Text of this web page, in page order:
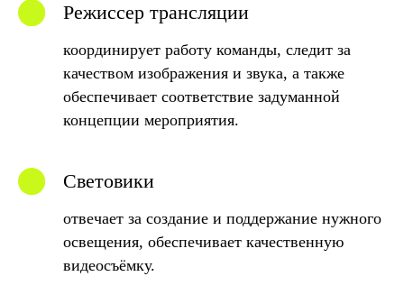
Режиссер трансляции
координирует работу команды, следит за
качеством изображения и звука, а также
обеспечивает соответствие задуманной
концепции мероприятия.
Световики
отвечает за создание и поддержание нужного
освещения, обеспечивает качественную
видеосъёмку.